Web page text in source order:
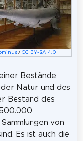
/ CC BY-SA 4.0
Bestände
Natur und des
Bestand des
von
Es ist auch die